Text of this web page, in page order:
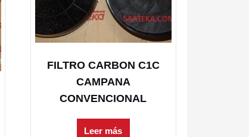
FILTRO CARBON C1C
CAMPANA
CONVENCIONAL
Leer más